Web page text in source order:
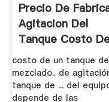
Precio De
Agitacion Del
Tanque Costo
La .
costo de un tanque de
mezclado.. de
tanque de ... del
depende de las